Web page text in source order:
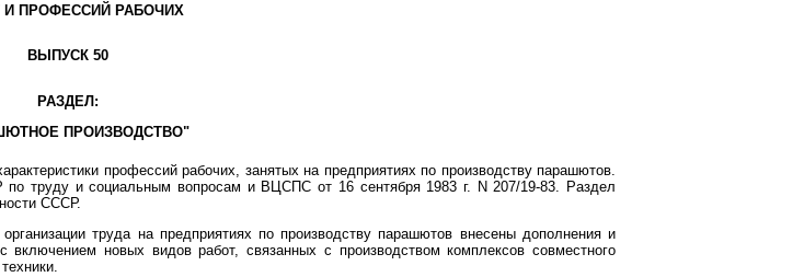
И ПРОФЕССИЙ РАБОЧИХ
ВЫПУСК 50
РАЗДЕЛ:
ПРОИЗВОДСТВО"
профессий рабочих, занятых на предприятиях по производству парашютов.
по труду и социальным вопросам и ВЦСПС от 16 сентября 1983 г. N 207/19-83. Раздел
СССР.
труда на предприятиях по производству парашютов внесены дополнения и
включением новых видов работ, связанных с производством комплексов совместного